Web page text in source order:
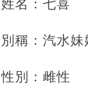
姓名：七喜
別稱：汽水妹
性別：雌性